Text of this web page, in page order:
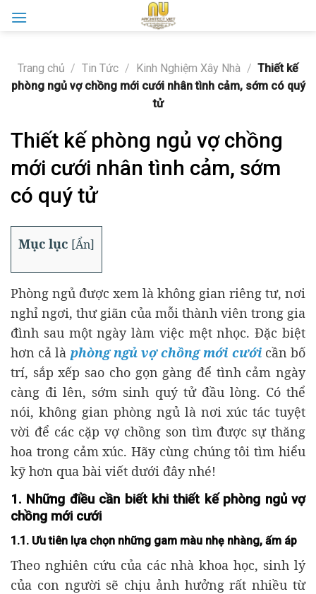
Trang chủ / Tin Tức / Kinh Nghiệm Xây Nhà / Thiết kế
phòng ngủ vợ chồng mới cưới nhân tình cảm, sớm có quý
tử
Thiết kế phòng ngủ vợ chồng
mới cưới nhân tình cảm, sớm
có quý tử
Mục lục [Ẩn]
Phòng ngủ được xem là không gian riêng tư, nơi
nghỉ ngơi, thư giãn của mỗi thành viên trong gia
đình sau một ngày làm việc mệt nhọc. Đặc biệt
hơn cả là phòng ngủ vợ chồng mới cướicần bố
trí, sắp xếp sao cho gọn gàng để tình cảm ngày
càng đi lên, sớm sinh quý tử đầu lòng. Có thể
nói, không gian phòng ngủ là nơi xúc tác tuyệt
vời để các cặp vợ chồng son tìm được sự thăng
hoa trong cảm xúc. Hãy cùng chúng tôi tìm hiểu
kỹ hơn qua bài viết dưới đây nhé!
1. Những điều cần biết khi thiết kế phòng ngủ vợ
chồng mới cưới
1.1. Ưu tiên lựa chọn những gam màu nhẹ nhàng, ấm áp
Theo nghiên cứu của các nhà khoa học, sinh lý
của con người sẽ chịu ảnh hưởng rất nhiều từ